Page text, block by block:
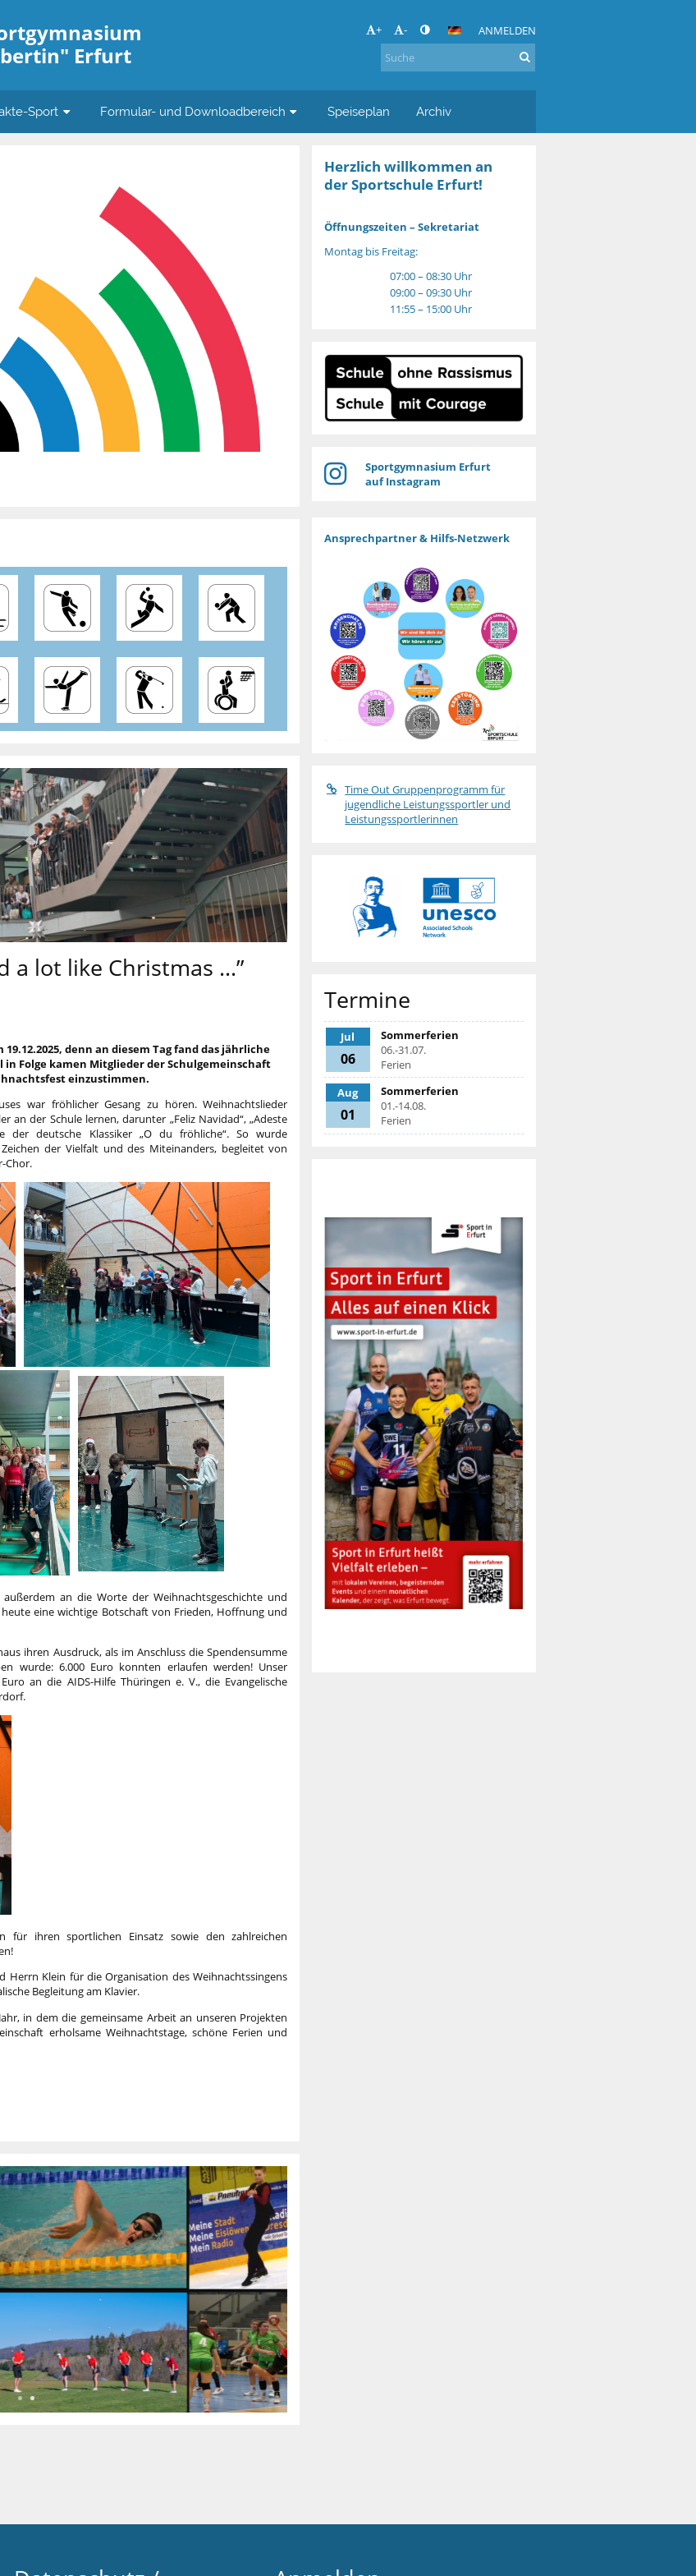
Erfurt
+ - ANMELDEN
Sport Formular- und Downloadbereich Speiseplan Archiv
a lot like Christmas …”
denn an diesem Tag fand das jährliche
Folge kamen Mitglieder der Schulgemeinschaft
einzustimmen.
war fröhlicher Gesang zu hören. Weihnachtslieder
an der Schule lernen, darunter „Feliz Navidad“, „Adeste
der deutsche Klassiker „O du fröhliche“. So wurde
der Vielfalt und des Miteinanders, begleitet von
Chor.
an die Worte der Weihnachtsgeschichte und
eine wichtige Botschaft von Frieden, Hoffnung und
ihren Ausdruck, als im Anschluss die Spendensumme
wurde: 6.000 Euro konnten erlaufen werden! Unser
an die AIDS-Hilfe Thüringen e. V., die Evangelische
für ihren sportlichen Einsatz sowie den zahlreichen
Herrn Klein für die Organisation des Weihnachtssingens
Begleitung am Klavier.
in dem die gemeinsame Arbeit an unseren Projekten
erholsame Weihnachtstage, schöne Ferien und
Herzlich willkommen an
der Sportschule Erfurt!
Öffnungszeiten – Sekretariat
Montag bis Freitag:
07:00 – 08:30 Uhr
09:00 – 09:30 Uhr
11:55 – 15:00 Uhr
Sportgymnasium Erfurt
auf Instagram
Ansprechpartner & Hilfs-Netzwerk
Time Out Gruppenprogramm für
jugendliche Leistungssportler und
Leistungssportlerinnen
Termine
Jul
06
Sommerferien
06.-31.07.
Ferien
Aug
01
Sommerferien
01.-14.08.
Ferien